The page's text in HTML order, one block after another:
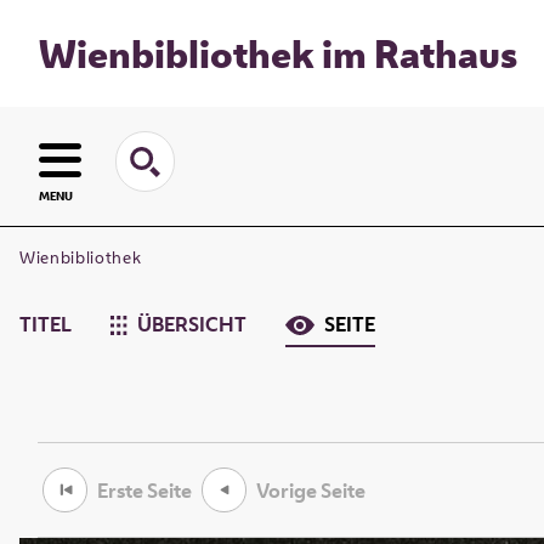
Wienbibliothek im Rathaus
MENU
Wienbibliothek
TITEL ÜBERSICHT SEITE
Erste Seite Vorige Seite